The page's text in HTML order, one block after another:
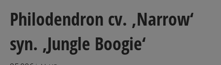
Philodendron cv. ‚Narrow‘
syn. ‚Jungle Boogie‘